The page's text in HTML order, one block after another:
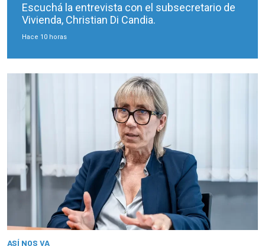
Escuchá la entrevista con el subsecretario de
Vivienda, Christian Di Candia.
Hace 10 horas
ASÍ NOS VA